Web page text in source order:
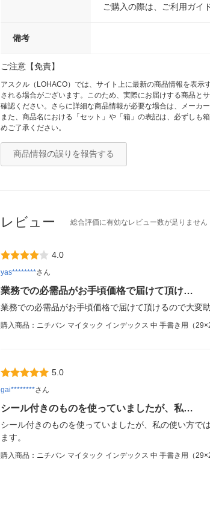
ご購入の際は、ご利用ガイ
備考
ご注意【免責】
アスクル（LOHACO）では、サイト上に最新の商品情報を表
される場合がございます。このため、実際にお届けする商品と
確認ください。さらに詳細な商品情報が必要な場合は、メーカ
また、商品名における「セット」や「箱」の表記は、必ずしも
めご了承ください。
商品情報の誤りを報告する
レビュー 総合評価に有効なレビュー数が足りません
4.0
yas********さん
業務での必需品がお手頃価格で届けて頂け…
業務での必需品がお手頃価格で届けて頂けるので大変
購入商品：ニチバン マイタック インデックス 中 手書き用（
5.0
gai********さん
シール付きのものを使っていましたが、私…
シール付きのものを使っていましたが、私の使い方で
ます。
購入商品：ニチバン マイタック インデックス 中 手書き用（